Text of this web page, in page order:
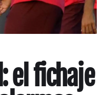
el fichaje